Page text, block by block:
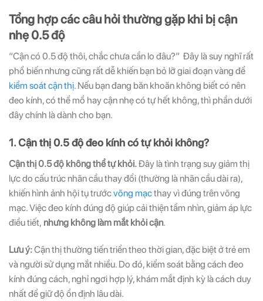
Tổng hợp các câu hỏi thường gặp khi bị cận
nhẹ 0.5 độ
“Cận có 0.5 độ thôi, chắc chưa cần lo đâu?” Đây là suy nghĩ rất
phổ biến nhưng cũng rất dễ khiến bạn bỏ lỡ giai đoạn vàng để
kiểm soát cận thị. Nếu bạn đang băn khoăn không biết có nên
đeo kính, có thể mổ hay cận nhẹ có tự hết không, thì phần dưới
đây chính là dành cho bạn.
1. Cận thị 0.5 độ đeo kính có tự khỏi không?
Cận thị 0.5 độ không thể tự khỏi.Đây là tình trạng suy giảm thị
lực do cấu trúc nhãn cầu thay đổi (thường là nhãn cầu dài ra),
khiến hình ảnh hội tụ trướcvõng mạcthay vì đúng trên võng
mạc. Việc đeo kính đúng độ giúp cải thiện tầm nhìn, giảm áp lực
điều tiết, nhưng không làm mắt khỏi cận.
Lưu ý:Cận thị thường tiến triển theo thời gian, đặc biệt ở trẻ em
và người sử dụng mắt nhiều. Do đó, kiểm soát bằng cách đeo
kính đúng cách, nghỉ ngơi hợp lý, khám mắt định kỳ là cách duy
nhất để giữ độ ổn định lâu dài.